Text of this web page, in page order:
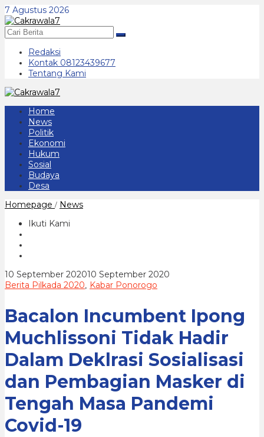
Lewati
ke
konten
7 Agustus 2026
Redaksi
Kontak 08123439677
Tentang Kami
Home
News
Politik
Ekonomi
Hukum
Sosial
Budaya
Desa
Homepage / NewsBacalon
Deklrasi
Sosialisasi
dan
Masker
Masa
Pandemi
Covid-
19
Ikuti Kami
10 September 202010 September 2020
Berita Pilkada 2020, Kabar Ponorogo
Bacalon Incumbent Ipong
Muchlissoni Tidak Hadir
Dalam Deklrasi Sosialisasi
dan Pembagian Masker di
Tengah Masa Pandemi
Covid-19